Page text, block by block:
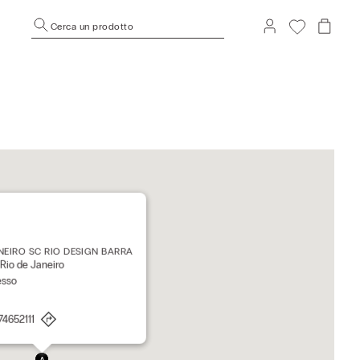
Cerca un prodotto
SC RIO DESIGN BARRA
de Janeiro